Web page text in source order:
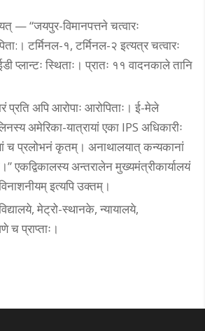
— “जयपुर-विमानपत्तने चत्वारः
टर्मिनल-१, टर्मिनल-२ इत्यत्र चत्वारः
प्लान्टः स्थिताः। प्रातः ११ वादनकाले तानि
प्रति अपि आरोपाः आरोपिताः। ई-मेले
अमेरिका-यात्रायां एका IPS अधिकारीः
च प्रलोभनं कृतम्। अनाथालयात् कन्यकानां
एकद्विकालस्य अन्तरालेन मुख्यमंत्रीकार्यालयं
इत्यपि उक्तम्।
मेट्रो-स्थानके, न्यायालये,
च प्राप्ताः।